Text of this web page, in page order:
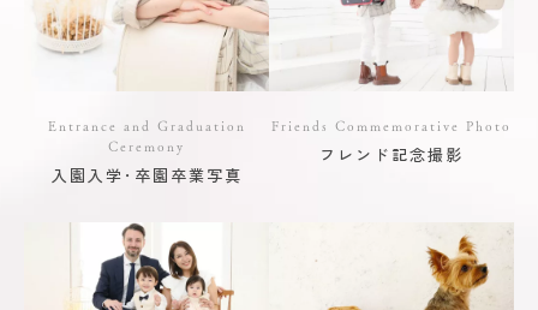
Entrance and Graduation
Ceremony
入園入学･卒園卒業写真
Friends Commemorative Photo
フレンド記念撮影